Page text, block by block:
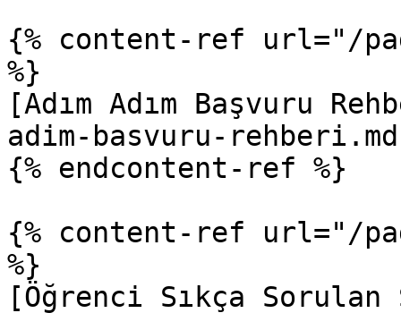
{% content-ref url="/
%}
[Adım Adım Başvuru
adim-basvuru-
{% endcontent-ref %}
{% content-ref url="/
%}
[Öğrenci Sıkça